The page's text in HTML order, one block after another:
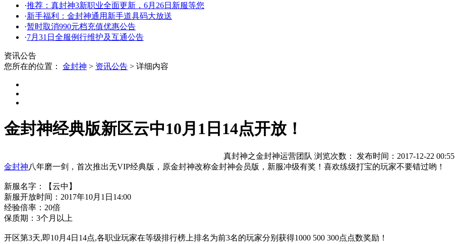
·推荐：真封神3新职业全面更新，6月26日新服等您
·新手福利：金封神通用新手道具码大放送
·暂时取消990元档充值优惠公告
·7月31日全服例行维护及互通公告
资讯公告
您所在的位置： 金封神 > 资讯公告 > 详细内容
金封神经典版新区云中10月1日14点开放！
真封神之金封神运营团队 浏览次数：
发布时间：2017-12-22 00:55
金封神八年磨一剑，首次推出无VIP经典版，原金封神改称金封神会员版，新服冲级有奖！喜欢练级打宝的玩家不要错过哟！
新服名字：【云中】
新服开放时间：2017年10月1日14:00
经验倍率：20倍
保质期：3个月以上
开区第3天,即10月4日14点,各职业玩家在等级排行榜上排名为前3名的玩家分别获得1000 500 300点点数奖励！